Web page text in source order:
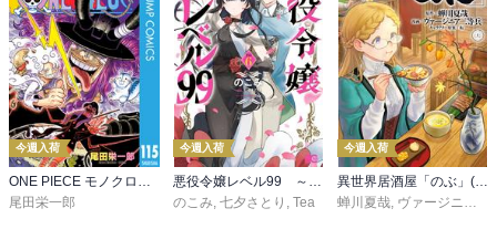
今週入荷
ONE PIECE モノクロ版 115
尾田栄一郎
今週入荷
悪役令嬢レベル99 ～私は裏ボスですが魔王ではありません～ その６
のこみ, 七夕さとり , Tea
今週入荷
異世界居酒屋「のぶ」(22)
蝉川夏哉, ヴァージニア二等兵